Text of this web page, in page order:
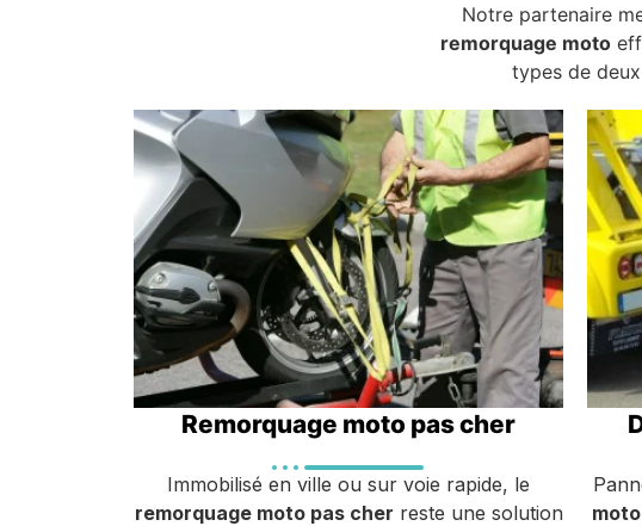
Notre partenaire
remorquage moto
types de
Remorquage moto pas cher
Immobilisé en ville ou sur voie rapide, le
remorquage moto pas cher reste une solution